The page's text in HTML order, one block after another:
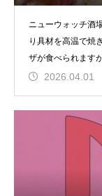
ニューウォッチ酒
り具材を高温で焼
ザが食べられます
す
2026.04.01